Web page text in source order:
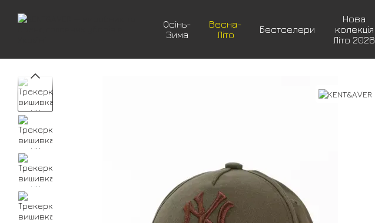
Осінь-
Зима
Весна-
Літо
Бестселери
Нова
колекція
Літо 2026